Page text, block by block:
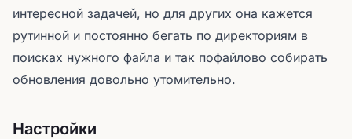
интересной задачей, но для других она кажется
рутинной и постоянно бегать по директориям в
поисках нужного файла и так пофайлово собирать
обновления довольно утомительно.
Настройки